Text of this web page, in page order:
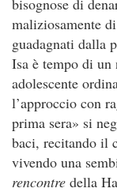
bisognose di
maliziosamente
guadagnati dalla
Isa è tempo di un
adolescente
l’approccio con
prima sera» si
baci, recitando il
vivendo una
rencontre della